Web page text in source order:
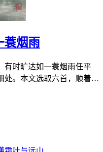
蓑烟雨
有时旷达如一蓑烟雨任平
处。本文选取六首，顺着雨